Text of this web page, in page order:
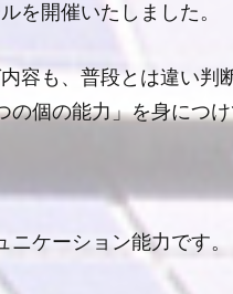
を開催いたしました。
内容も、普段とは違い
の個の能力」を身につけ
ニケーション能力です。